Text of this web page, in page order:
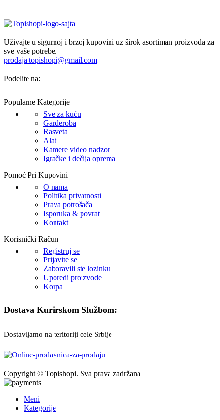
Uživajte u sigurnoj i brzoj kupovini uz širok asortiman proizvoda za
sve vaše potrebe.
prodaja.topishopi@gmail.com
Podelite na:
Popularne Kategorije
Sve za kuću
Garderoba
Rasveta
Alat
Kamere video nadzor
Igračke i dečija oprema
Pomoć Pri Kupovini
O nama
Politika privatnosti
Prava potrošača
Isporuka & povrat
Kontakt
Korisnički Račun
Registruj se
Prijavite se
Zaboravili ste lozinku
Uporedi proizvode
Korpa
Dostava Kurirskom Službom:
Dostavljamo na teritoriji cele Srbije
Copyright © Topishopi. Sva prava zadržana
Meni
Kategorije